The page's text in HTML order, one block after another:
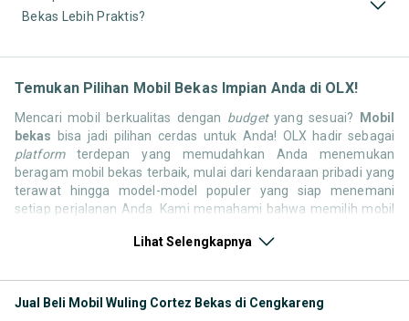
Bekas Lebih Praktis?
Temukan Pilihan Mobil Bekas Impian Anda di OLX!
Mencari mobil berkualitas dengan budgetyang sesuai? Mobil
bekas bisa jadi pilihan cerdas untuk Anda! OLX hadir sebagai
platformterdepan yang memudahkan Anda menemukan
beragam mobil bekas terbaik, mulai dari kendaraan pribadi yang
terawat hingga model-model populer yang siap menemani
setiap perjalanan Anda. Kami memahami bahwa memilih mobil
ribuan daftar dari penjual terpercaya di seluruh Indonesia.
dengan gaya hidup, kebutuhan, danbudgetAnda!
Memilih mobil bekasyang tepat tentu bukan perkara mudah.
Lihat Selengkapnya
Jual Beli Mobil Wuling Cortez Bekas di Cengkareng